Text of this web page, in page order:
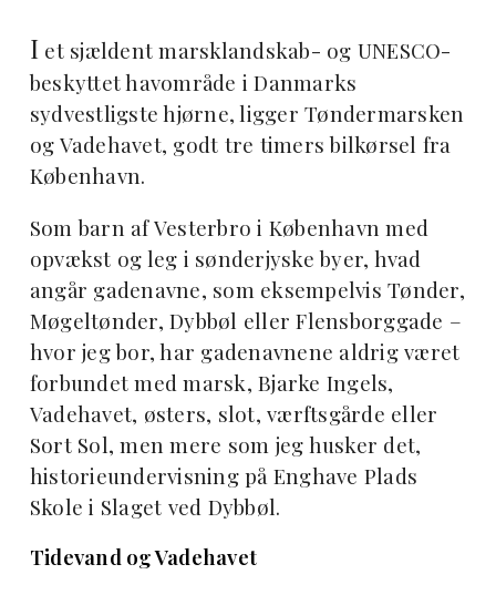
I et sjældent marsklandskab- og UNESCO-
beskyttet havområde i Danmarks
sydvestligste hjørne, ligger Tøndermarsken
og Vadehavet, godt tre timers bilkørsel fra
København.
Som barn af Vesterbro i København med
opvækst og leg i sønderjyske byer, hvad
angår gadenavne, som eksempelvis Tønder,
Møgeltønder, Dybbøl eller Flensborggade –
hvor jeg bor, har gadenavnene aldrig været
forbundet med marsk, Bjarke Ingels,
Vadehavet, østers, slot, værftsgårde eller
Sort Sol, men mere som jeg husker det,
historieundervisning på Enghave Plads
Skole i Slaget ved Dybbøl.
Tidevand og Vadehavet